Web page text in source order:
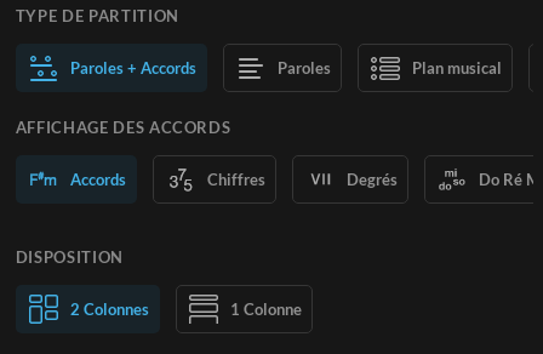
TYPE DE PARTITION
Paroles + Accords Paroles Plan musical
AFFICHAGE DES ACCORDS
Accords Chiffres Degrés Do Ré
DISPOSITION
2 Colonnes 1 Colonne